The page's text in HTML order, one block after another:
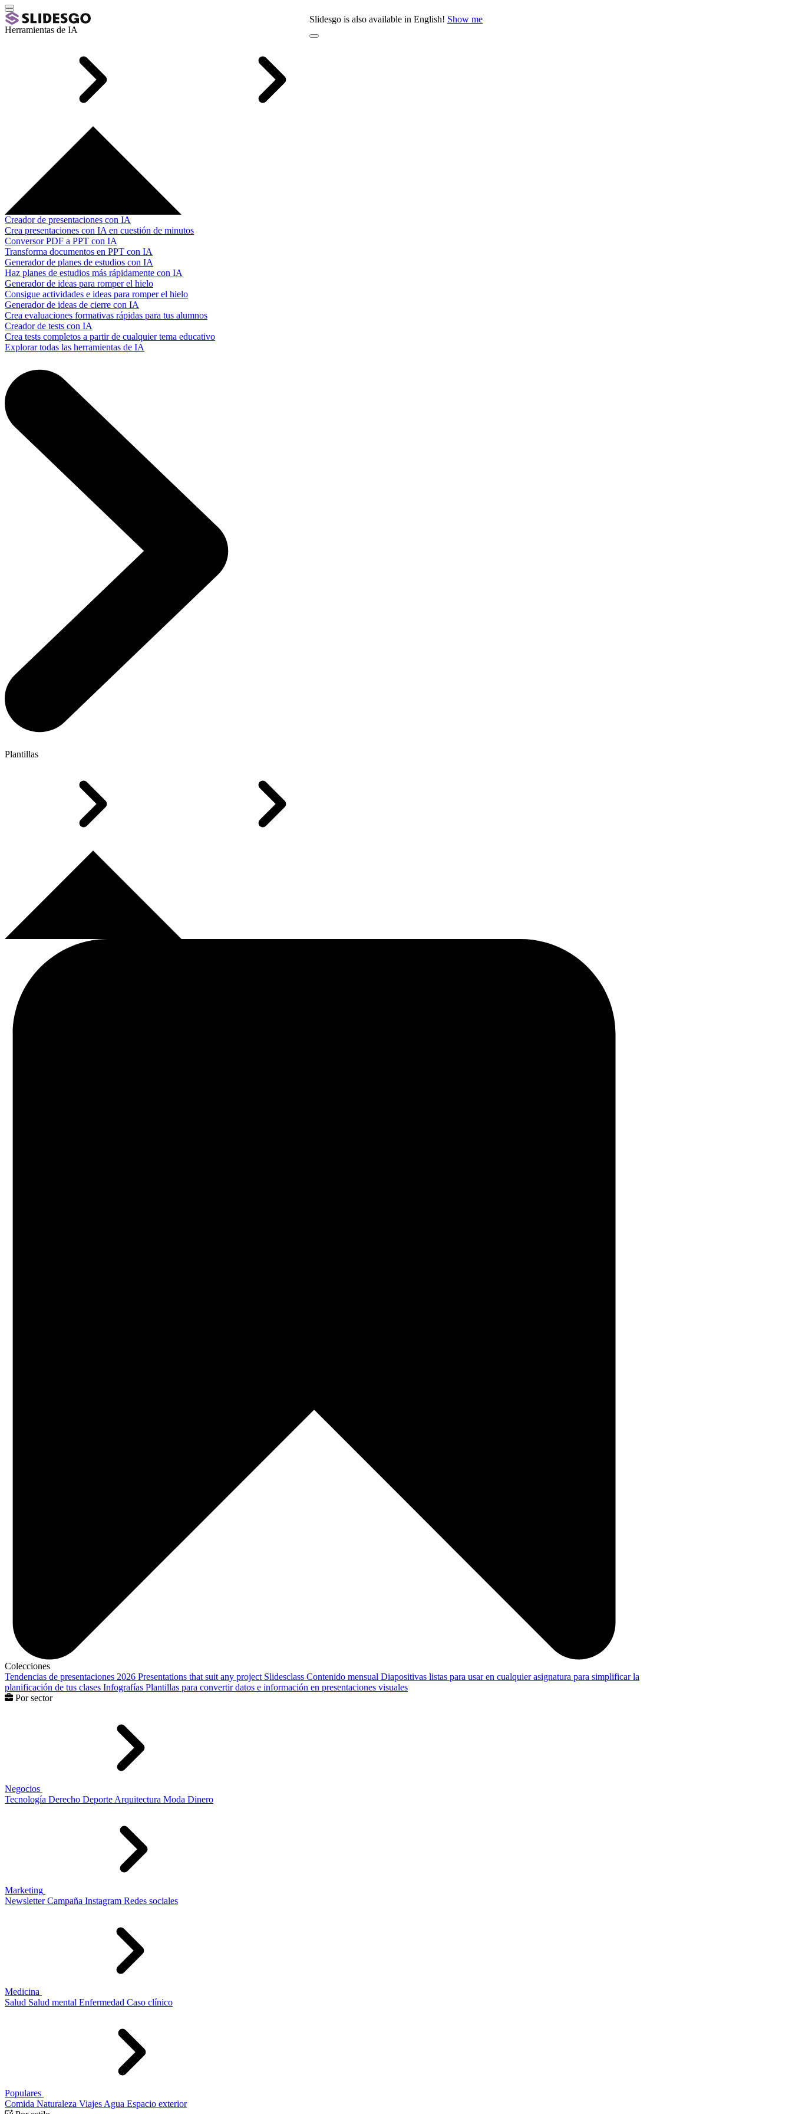
Slidesgo is also available in English! Show me
Herramientas de IA
Creador de presentaciones con IA
Crea presentaciones con IA en cuestión de minutos
Conversor PDF a PPT con IA
Transforma documentos en PPT con IA
Generador de planes de estudios con IA
Haz planes de estudios más rápidamente con IA
Generador de ideas para romper el hielo
Consigue actividades e ideas para romper el hielo
Generador de ideas de cierre con IA
Crea evaluaciones formativas rápidas para tus alumnos
Creador de tests con IA
Crea tests completos a partir de cualquier tema educativo
Explorar todas las herramientas de IA
Plantillas
Colecciones
Tendencias de presentaciones 2026 Presentations that suit any project Slidesclass Contenido mensual Diapositivas listas para usar en cualquier asignatura para simplificar la
planificación de tus clases Infografías Plantillas para convertir datos e información en presentaciones visuales
Por sector
Negocios
Tecnología Derecho Deporte Arquitectura Moda Dinero
Marketing
Newsletter Campaña Instagram Redes sociales
Medicina
Salud Salud mental Enfermedad Caso clínico
Populares
Comida Naturaleza Viajes Agua Espacio exterior